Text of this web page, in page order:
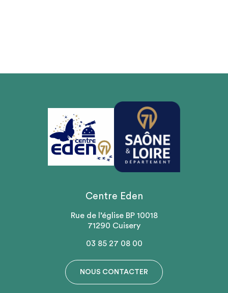
Centre Eden
Rue de l’église BP 10018
71290 Cuisery
03 85 27 08 00
NOUS CONTACTER